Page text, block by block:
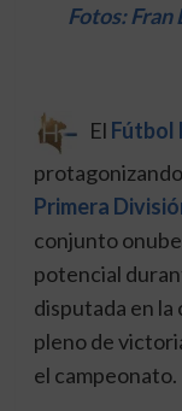
Fotos:
El Fútbol
Primera
conjunto
potencial
disputada en
pleno de
el campeonato.